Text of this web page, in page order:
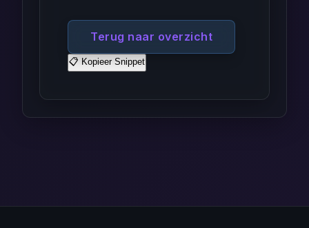
Terug naar overzicht
📋 Kopieer Snippet